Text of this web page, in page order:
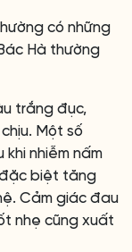
có những
Hà thường
trắng đục,
Một số
nhiễm nấm
đặc biệt tăng
Cảm giác đau
nhẹ cũng xuất